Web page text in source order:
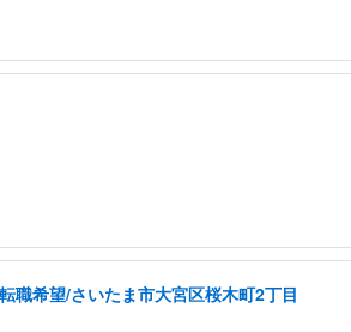
職希望/さいたま市大宮区桜木町2丁目